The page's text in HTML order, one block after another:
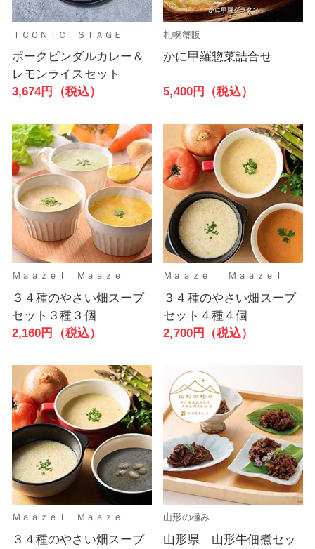
ＩＣＯＮＩＣ ＳＴＡＧＥ
ポークビンダルカレー＆
レモンライスセット
3,674円（税込）
札幌蟹販
かに甲羅惣菜詰合せ
5,400円（税込）
Ｍａａｚｅｌ Ｍａａｚｅｌ
３４種のやさい畑スープ
セット３種３個
2,160円（税込）
Ｍａａｚｅｌ Ｍａａｚｅｌ
３４種のやさい畑スープ
セット４種４個
2,700円（税込）
Ｍａａｚｅｌ Ｍａａｚｅｌ
３４種のやさい畑スープ
山形の極み
山形県 山形牛佃煮セッ